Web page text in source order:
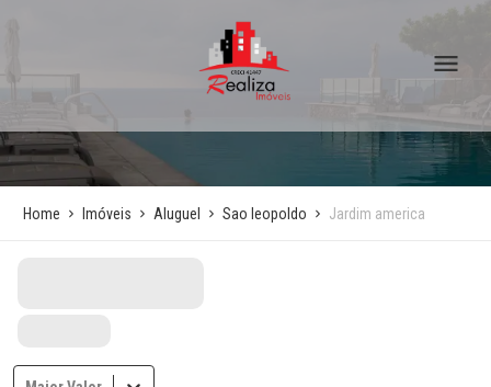
Home Imóveis Aluguel Sao leopoldo Jardim america